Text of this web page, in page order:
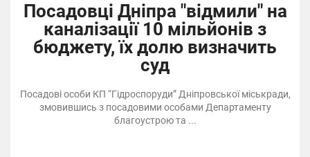
Посадовці Дніпра "відмили" на
каналізації 10 мільйонів з
бюджету, їх долю визначить
суд
Посадові особи КП “Гідроспоруди” Дніпровської міськради,
змовившись з посадовими особами Департаменту
благоустрою та ...